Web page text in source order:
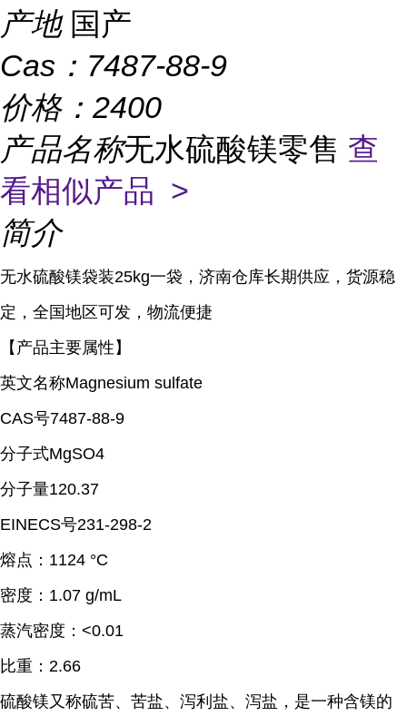
产地 国产
Cas： 7487-88-9
价格： 2400
产品名称无水硫酸镁零售 查
看相似产品 >
简介
无水硫酸镁袋装25kg一袋，济南仓库长期供应，货源稳
定，全国地区可发，物流便捷
【产品主要属性】
英文名称Magnesium sulfate
CAS号7487-88-9
分子式MgSO4
分子量120.37
EINECS号231-298-2
熔点： 1124 °C
密度： 1.07 g/mL
蒸汽密度： <0.01
比重： 2.66
硫酸镁又称硫苦、苦盐、泻利盐、泻盐，是一种含镁的